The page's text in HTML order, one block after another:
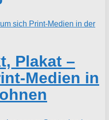
Plakat –
Medien in